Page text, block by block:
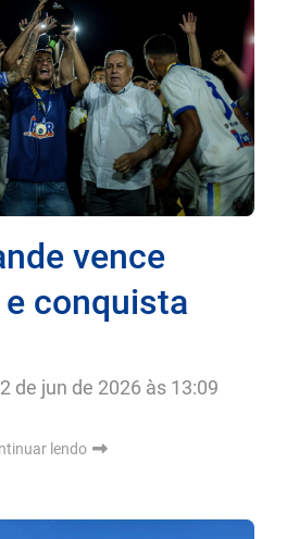
vence
e conquista
2 de jun de 2026 às 13:09
lendo